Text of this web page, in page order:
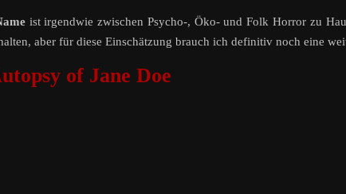
ist irgendwie zwischen Psycho-, Öko- und Folk Horror zu
aber für diese Einschätzung brauch ich definitiv noch eine
of Jane Doe